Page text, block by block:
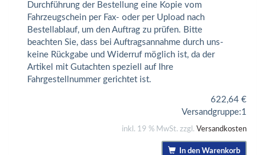
Durchführung der Bestellung eine Kopie vom
Fahrzeugschein per Fax- oder per Upload nach
Bestellablauf, um den Auftrag zu prüfen. Bitte
beachten Sie, dass bei Auftragsannahme durch uns-
keine Rückgabe und Widerruf möglich ist, da der
Artikel mit Gutachten speziell auf Ihre
Fahrgestellnummer gerichtet ist.
622,64 €
Versandgruppe:1
inkl. 19 % MwSt. zzgl. Versandkosten
In den Warenkorb